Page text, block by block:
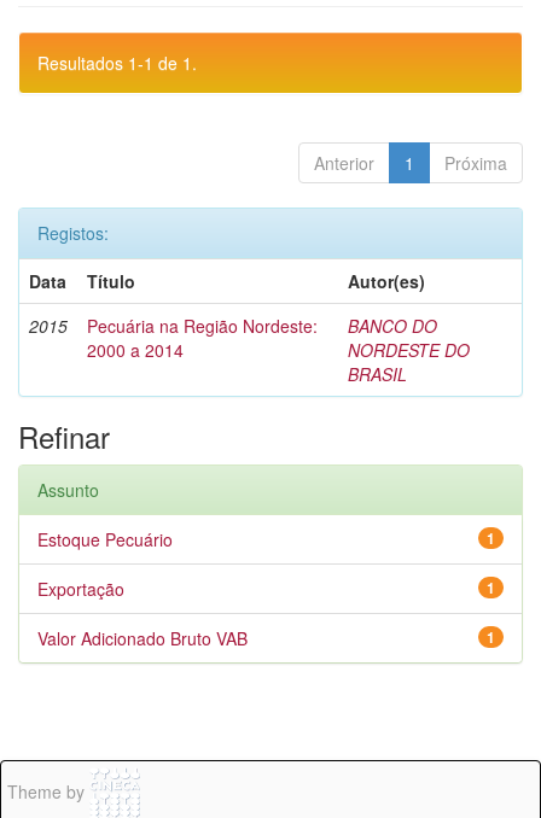
Resultados 1-1 de 1.
Anterior 1 Próxima
Registos:
Data
Título
Autor(es)
2015
Pecuária na Região Nordeste:
2000 a 2014
BANCO DO
NORDESTE DO
BRASIL
Refinar
Assunto
1
Estoque Pecuário
1
Exportação
1
Valor Adicionado Bruto VAB
Theme by